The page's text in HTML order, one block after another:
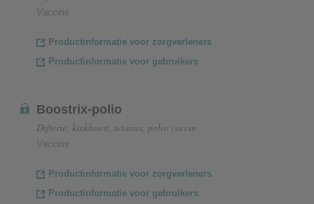
Vaccins
Productinformatie voor zorgverleners
Productinformatie voor gebruikers
Boostrix-polio
Difterie, kinkhoest, tetanus, polio vaccin
Vaccins
Productinformatie voor zorgverleners
Productinformatie voor gebruikers